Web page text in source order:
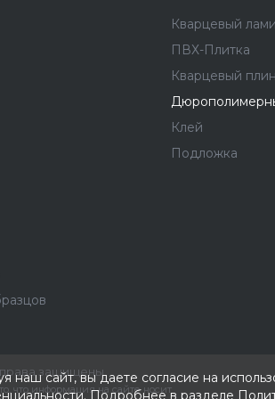
Кварцевый
ПВХ-Плитка
Кварцевый
Клей
Подложка
защищены
что информация на сайте носит
наш сайт, вы даете согласие на
Подробнее в разделе